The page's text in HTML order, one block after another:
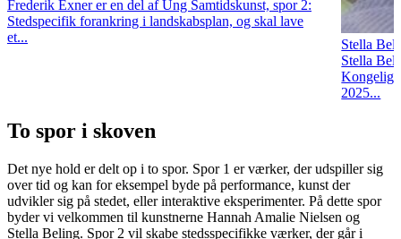
Frederik Exner er en del af Ung Samtidskunst, spor 2:
Stedspecifik forankring i landskabsplan, og skal lave
et...
Stella
Stella
2025...
To spor i skoven
Det nye hold er delt op i to spor. Spor 1 er værker, der udspiller sig
over tid og kan for eksempel byde på performance, kunst der
udvikler sig på stedet, eller interaktive eksperimenter. På dette spor
byder vi velkommen til kunstnerne Hannah Amalie Nielsen og
Stella Beling. Spor 2 vil skabe stedsspecifikke værker, der går i